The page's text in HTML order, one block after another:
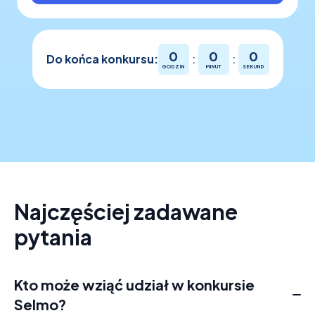
Do końca konkursu: 0
GODZIN
: 0
MINUT
: 0
SEKUND
Najczęściej zadawane
pytania
Kto może wziąć udział w konkursie
Selmo?